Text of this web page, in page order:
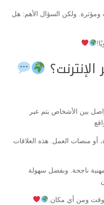
ولكن السؤال الأهم: هل
بين الأشخاص يتم عبر
أو منصات العمل. هذه العلاقات
ناجحة. وبفضل سهولة
وقت ومن أي مكان.